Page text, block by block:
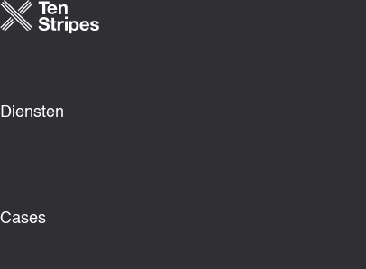
Ga
naar
Diensten
Cases